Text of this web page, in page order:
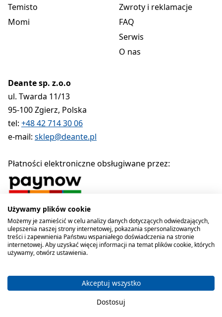
Koszyk zawiera produkty 0 .
Temisto
Momi
Zwroty i reklamacje
FAQ
Serwis
O nas
Deante sp. z.o.o
ul. Twarda 11/13
95-100 Zgierz, Polska
tel: +48 42 714 30 06
e-mail: sklep@deante.pl
Płatności elektroniczne obsługiwane przez:
Deante sp. z o.o. 1990-2026
Polityka prywatności Regulamin Polityka cookies
Używamy plików cookie
Możemy je zamieścić w celu analizy danych dotyczących odwiedzających,
ulepszenia naszej strony internetowej, pokazania spersonalizowanych
treści i zapewnienia Państwu wspaniałego doświadczenia na stronie
internetowej. Aby uzyskać więcej informacji na temat plików cookie, których
używamy, otwórz ustawienia.
Akceptuj wszystko
Dostosuj